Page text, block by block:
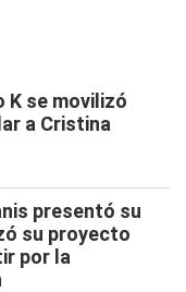
K se movilizó
a Cristina
presentó su
su proyecto
por la